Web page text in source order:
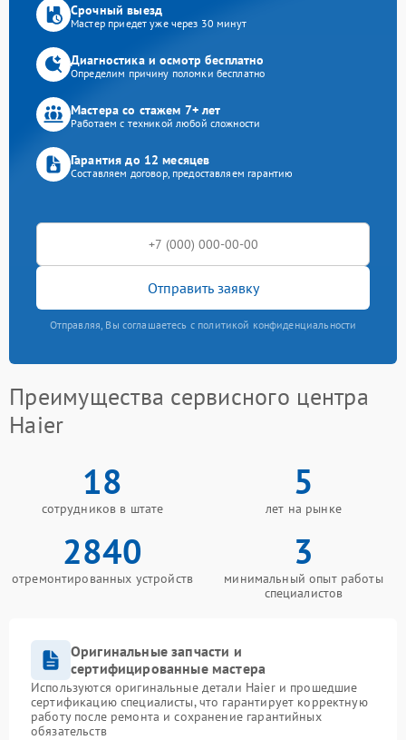
Срочный выезд
Мастер приедет уже через 30 минут
Диагностика и осмотр бесплатно
Определим причину поломки бесплатно
Мастера со стажем 7+ лет
Работаем с техникой любой сложности
Гарантия до 12 месяцев
Составляем договор, предоставляем гарантию
Отправить заявку
Отправляя, Вы соглашаетесь с политикой конфиденциальности
Преимущества сервисного центра
Haier
18
сотрудников в штате
5
лет на рынке
2840
отремонтированных устройств
3
минимальный опыт работы
специалистов
Оригинальные запчасти и
сертифицированные мастера
Используются оригинальные детали Haier и прошедшие
сертификацию специалисты, что гарантирует корректную
работу после ремонта и сохранение гарантийных
обязательств